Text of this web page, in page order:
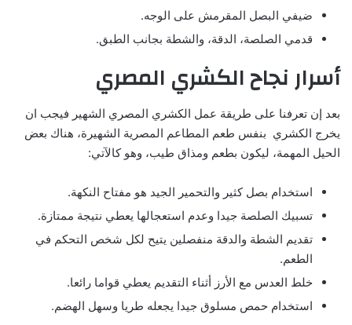
ضيفي البصل المقرمش على الوجه.
قدمي الصلصة، الدقة، والشطة بجانب الطبق.
أسرار نجاح الكشري المصري
بعد إن تعرفنا على طريقة عمل الكشري المصري الشهير فيجب ان
يخرج الكشري بنفس طعم المطاعم المصرية الشهيرة، هناك بعض
الحيل المهمة، ليكون بطعم ومذاق طيب، وهو كالآتي:
استخدام بصل كثير والتحمير الجيد هو مفتاح النكهة.
تسبيك الصلصة جيدا وعدم استعجالها يعطي نتيجة ممتازة.
تقديم الشطة والدقة منفصلين يتيح لكل شخص التحكم في
الطعم.
خلط العدس مع الأرز أثناء التقديم يعطي قواما رائعا.
استخدام حمص مسلوق جيدا يجعله طريا وسهل الهضم.